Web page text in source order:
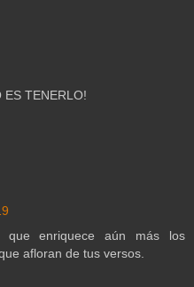
ES TENERLO!
que enriquece aún más los
afloran de tus versos.